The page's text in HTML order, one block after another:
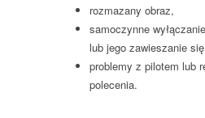
rozmazany obraz,
samoczynne
lub jego zawieszanie
problemy z pilotem lub
polecenia.